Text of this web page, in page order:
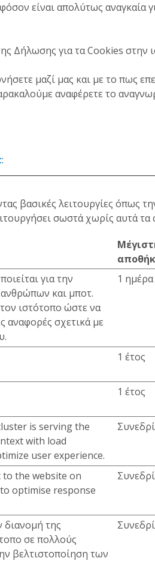
είναι απολύτως αναγκαία
Δήλωσης για τα Cookies στην
μαζί μας και με το πως
αναφέρετε το
:
βασικές λειτουργίες όπως
σωστά χωρίς αυτά τα
για την
και μποτ.
ιστότοπο ώστε να
αναφορές σχετικά με
1 ημέρα
1 έτος
1 έτος
is serving the
with load
user experience.
the website on
optimise response
διανομή της
σε πολλούς
βελτιστοποίηση των